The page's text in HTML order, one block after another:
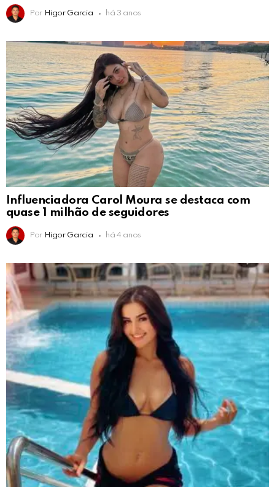
Por Higor Garcia há 3 anos
Influenciadora Carol Moura se destaca com
quase 1 milhão de seguidores
Por Higor Garcia há 4 anos